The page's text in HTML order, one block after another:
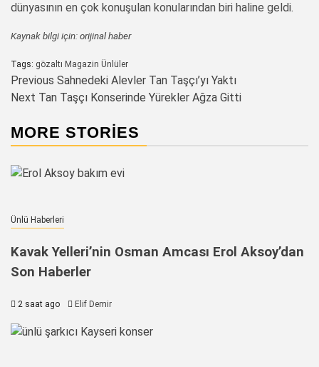
dünyasının en çok konuşulan konularından biri haline geldi.
Kaynak bilgi için: orijinal haber
Tags: gözaltı Magazin Ünlüler
Post
navigation
Previous Sahnedeki Alevler Tan Taşçı’yı Yaktı
Next Tan Taşçı Konserinde Yürekler Ağza Gitti
MORE STORIES
Ünlü Haberleri
Kavak Yelleri’nin Osman Amcası Erol Aksoy’dan
Son Haberler
2 saat ago Elif Demir